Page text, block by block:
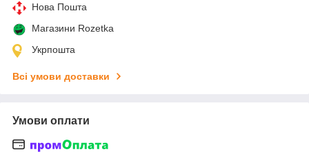
Нова Пошта
Магазини Rozetka
Укрпошта
Всі умови доставки
Умови оплати